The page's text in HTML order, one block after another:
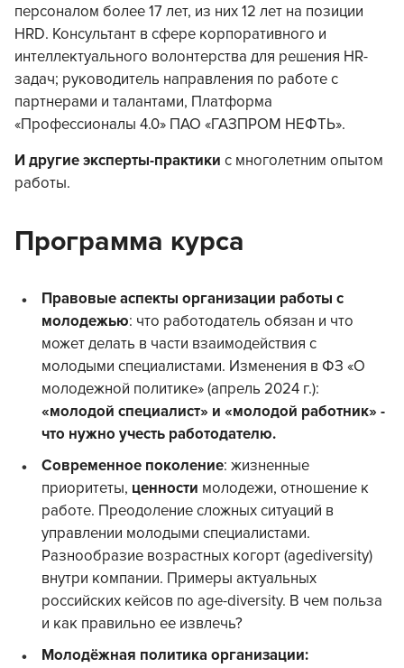
персоналом более 17 лет, из них 12 лет на позиции
HRD. Консультант в сфере корпоративного и
интеллектуального волонтерства для решения HR-
задач; руководитель направления по работе с
партнерами и талантами, Платформа
«Профессионалы 4.0» ПАО «ГАЗПРОМ НЕФТЬ».
И другие эксперты-практики с многолетним опытом
работы.
Программа курса
Правовые аспекты организации работы с
молодежью: что работодатель обязан и что
может делать в части взаимодействия с
молодыми специалистами. Изменения в ФЗ «О
молодежной политике» (апрель 2024 г.):
«молодой специалист» и «молодой работник» -
что нужно учесть работодателю.
Современное поколение: жизненные
приоритеты, ценности молодежи, отношение к
работе. Преодоление сложных ситуаций в
управлении молодыми специалистами.
Разнообразие возрастных когорт (agediversity)
внутри компании. Примеры актуальных
российских кейсов по age-diversity. В чем польза
и как правильно ее извлечь?
Молодёжная политика организации: